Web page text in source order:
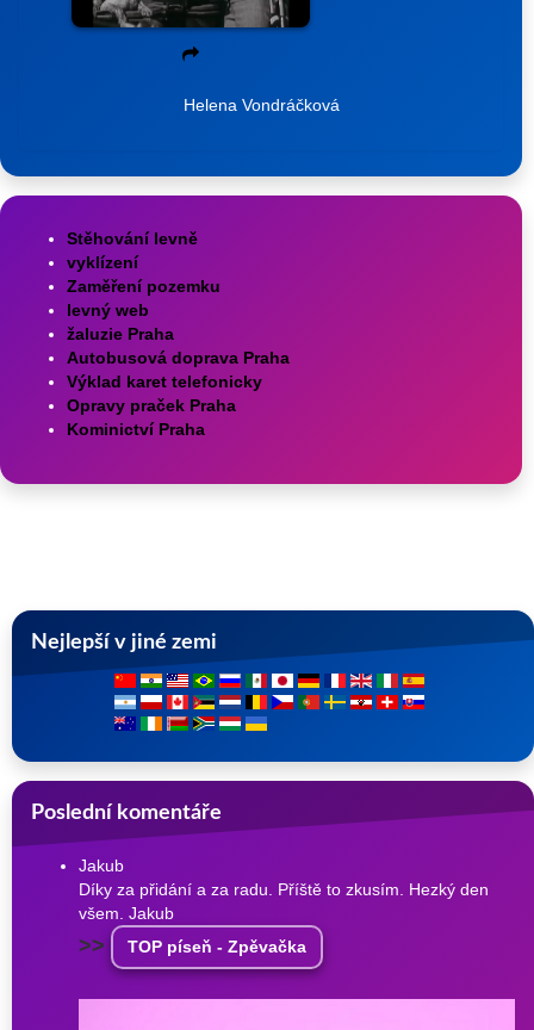
Helena Vondráčková
Stěhování levně
vyklízení
Zaměření pozemku
levný web
žaluzie Praha
Autobusová doprava Praha
Výklad karet telefonicky
Opravy praček Praha
Kominictví Praha
Nejlepší v jiné zemi
Poslední komentáře
Jakub
Díky za přidání a za radu. Příště to zkusím. Hezký den
všem. Jakub
>> TOP píseň - Zpěvačka